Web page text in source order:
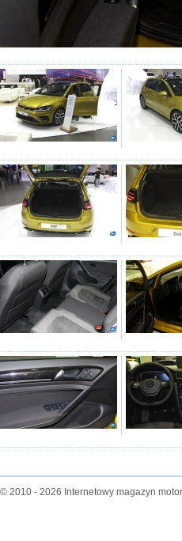
© 2010 - 2026 Internetowy magazyn